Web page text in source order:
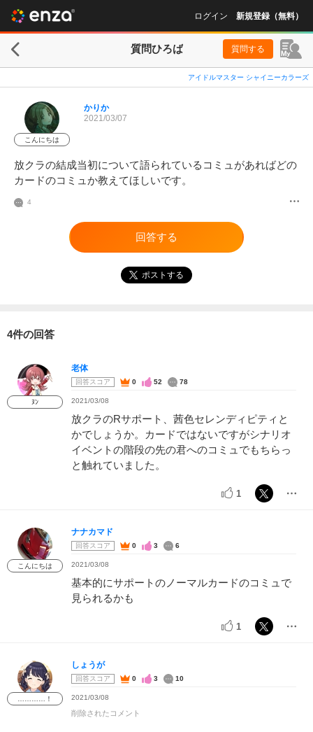
ログイン 新規登録（無料）
質問ひろば 質問する
アイドルマスター シャイニーカラーズ
こんにちは
かりか
2021/03/07
放クラの結成当初について語られているコミュがあればどの
カードのコミュか教えてほしいです。
4
回答する
ポストする
4件の回答
ﾇﾝ
老体
回答スコア 0 52 78
2021/03/08
放クラのRサポート、茜色セレンディピティと
かでしょうか。カードではないですがシナリオ
イベントの階段の先の君へのコミュでもちらっ
と触れていました。
1
こんにちは
ナナカマド
回答スコア 0 3 6
2021/03/08
基本的にサポートのノーマルカードのコミュで
見られるかも
1
…………！
しょうが
回答スコア 0 3 10
2021/03/08
削除されたコメント